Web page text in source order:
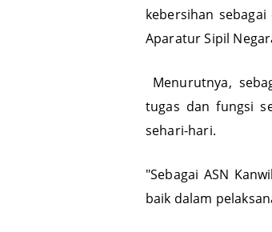
kebersihan
Aparatur Sipil
Menurutnya,
tugas dan fungsi
sehari-hari.
"Sebagai ASN
baik dalam